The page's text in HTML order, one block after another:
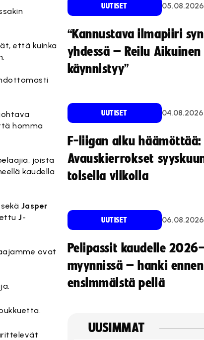
että kuinka
homma
joista
kaudella
Jasper
J-
ovat
UUTISET 05.08.2026
“Kannustava ilmapiiri
yhdessä – Reilu
käynnistyy”
UUTISET 04.08.2026
F-liigan alku häämöttää:
Avauskierrokset
toisella viikolla
UUTISET 06.08.2026
Pelipassit kaudelle
myynnissä – hanki ennen
ensimmäistä peliä
UUSIMMAT